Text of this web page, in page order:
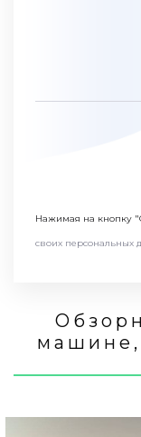
Нажимая на кнопку
своих персональных
машине,